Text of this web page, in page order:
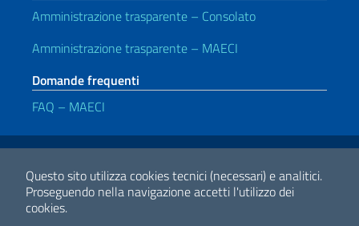
Questo sito utilizza cookies tecnici (necessari) e analitici.
Proseguendo nella navigazione accetti l'utilizzo dei
cookies.
Amministrazione trasparente – Consolato
Amministrazione trasparente – MAECI
Domande frequenti
FAQ – MAECI
Link Utili